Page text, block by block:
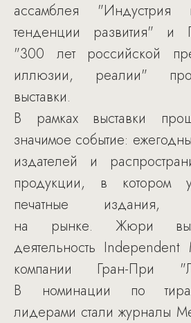
ассамблея "Индустрия
тенденции развития" и
"300 лет российской
иллюзии, реалии"
выставки.
В рамках выставки
значимое событие:
издателей и
продукции, в котором
печатные издания,
на рынке. Жюри
деятельность
компании Гран-При
В номинации по
лидерами стали журналы